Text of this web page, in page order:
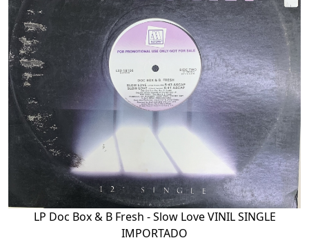
LP Doc Box & B Fresh - Slow Love VINIL SINGLE
IMPORTADO